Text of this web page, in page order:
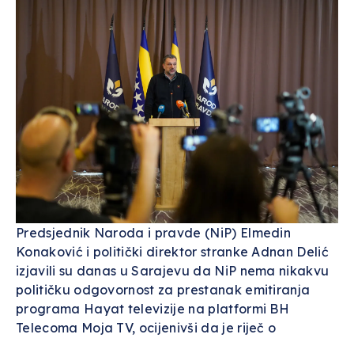
Predsjednik Naroda i pravde (NiP) Elmedin
Konaković i politički direktor stranke Adnan Delić
izjavili su danas u Sarajevu da NiP nema nikakvu
političku odgovornost za prestanak emitiranja
programa Hayat televizije na platformi BH
Telecoma Moja TV, ocijenivši da je riječ o